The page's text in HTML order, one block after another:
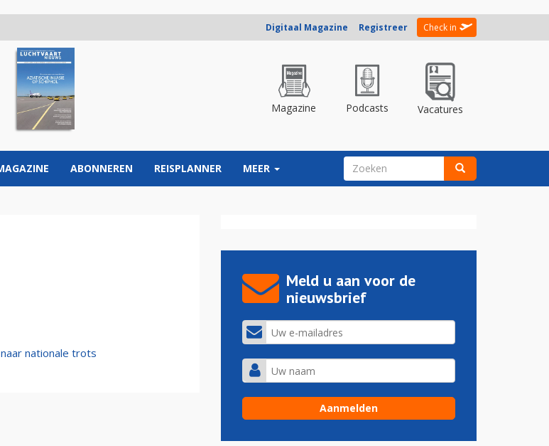
Digitaal Magazine Registreer Check in
Magazine Podcasts Vacatures
ABONNEREN REISPLANNER MEER ZOEKVELD
nationale trots
Meld u aan voor de
nieuwsbrief